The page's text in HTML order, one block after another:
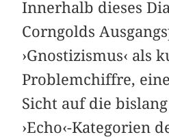
Innerhalb dieses
Corngolds
›Gnostizismus‹ als
Problemchiffre,
Sicht auf die
›Echo‹-Kategorien